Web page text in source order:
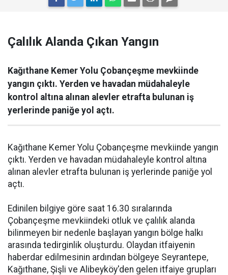
Çalılık Alanda Çıkan Yangın
Kağıthane Kemer Yolu Çobançeşme mevkiinde
yangın çıktı. Yerden ve havadan müdahaleyle
kontrol altına alınan alevler etrafta bulunan iş
yerlerinde paniğe yol açtı.
Kağıthane Kemer Yolu Çobançeşme mevkiinde yangın
çıktı. Yerden ve havadan müdahaleyle kontrol altına
alınan alevler etrafta bulunan iş yerlerinde paniğe yol
açtı.
Edinilen bilgiye göre saat 16.30 sıralarında
Çobançeşme mevkiindeki otluk ve çalılık alanda
bilinmeyen bir nedenle başlayan yangın bölge halkı
arasında tedirginlik oluşturdu. Olaydan itfaiyenin
haberdar edilmesinin ardından bölgeye Seyrantepe,
Kağıthane, Şişli ve Alibeyköy'den gelen itfaiye grupları